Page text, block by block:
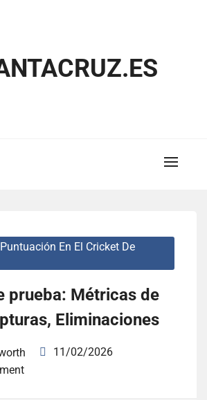
En El Cricket De
prueba: Métricas de
Eliminaciones
11/02/2026